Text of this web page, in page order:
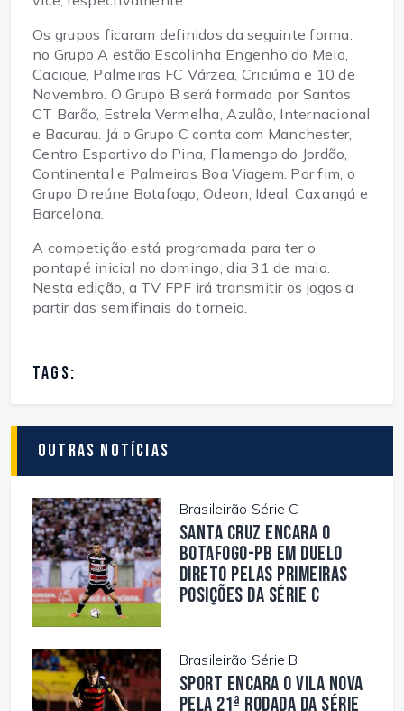
Os grupos ficaram definidos da seguinte forma:
no Grupo A estão Escolinha Engenho do Meio,
Cacique, Palmeiras FC Várzea, Criciúma e 10 de
Novembro. O Grupo B será formado por Santos
CT Barão, Estrela Vermelha, Azulão, Internacional
e Bacurau. Já o Grupo C conta com Manchester,
Centro Esportivo do Pina, Flamengo do Jordão,
Continental e Palmeiras Boa Viagem. Por fim, o
Grupo D reúne Botafogo, Odeon, Ideal, Caxangá e
Barcelona.
A competição está programada para ter o
pontapé inicial no domingo, dia 31 de maio.
Nesta edição, a TV FPF irá transmitir os jogos a
partir das semifinais do torneio.
TAGS:
Outras Notícias
Brasileirão Série C
Santa Cruz encara o
Botafogo-PB em duelo
direto pelas primeiras
posições da Série C
Brasileirão Série B
Sport encara o Vila Nova
pela 21ª rodada da Série